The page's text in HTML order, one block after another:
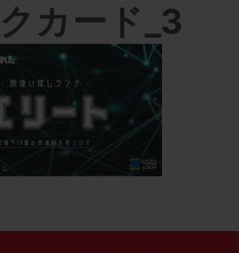
カード_3